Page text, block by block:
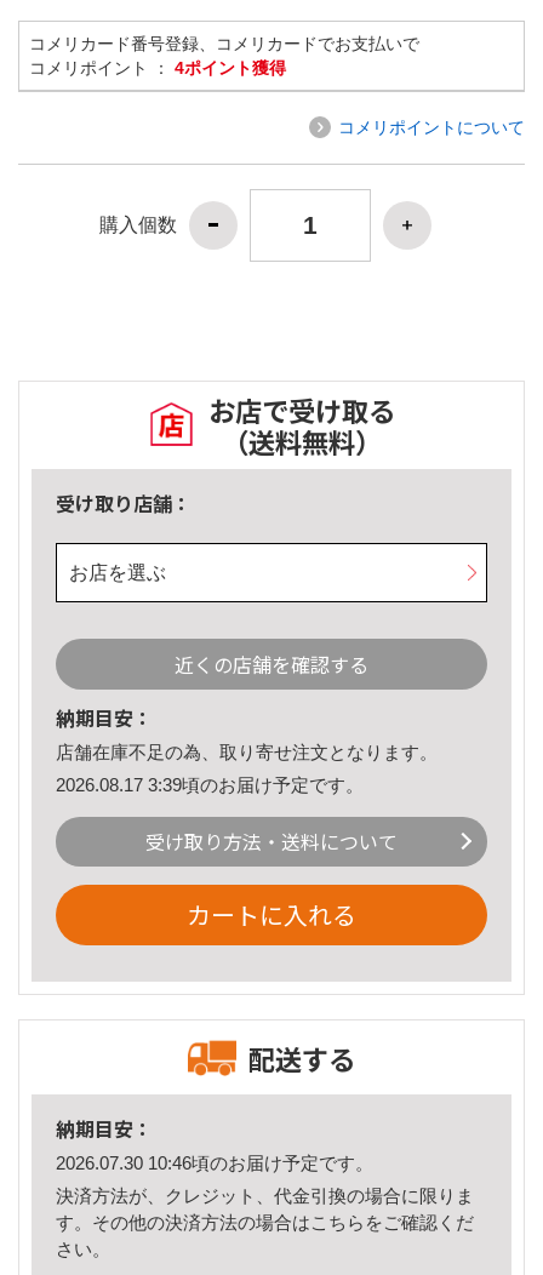
コメリカード番号登録、コメリカードでお支払いで
コメリポイント ： 4ポイント獲得
コメリポイントについて
購入個数
お店で受け取る
（送料無料）
受け取り店舗：
お店を選ぶ
近くの店舗を確認する
納期目安：
店舗在庫不足の為、取り寄せ注文となります。
2026.08.17 3:39頃のお届け予定です。
受け取り方法・送料について
カートに入れる
配送する
納期目安：
2026.07.30 10:46頃のお届け予定です。
決済方法が、クレジット、代金引換の場合に限りま
す。その他の決済方法の場合はこちら をご確認くだ
さい。